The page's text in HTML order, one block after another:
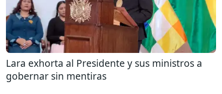
Lara exhorta al Presidente y sus ministros a
gobernar sin mentiras